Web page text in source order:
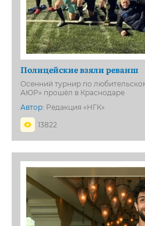
Полицейские взяли реванш
Осенний турнир по
АЮР» прошёл в Краснодаре
Автор: Редакция «НГК»
13822